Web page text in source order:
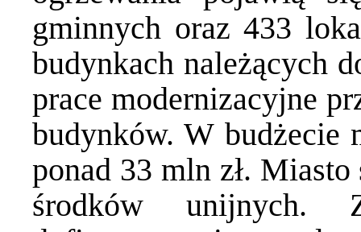
gminnych oraz 433
budynkach należących
prace modernizacyjne
budynków. W budżecie
ponad 33 mln zł.
środków unijnych.